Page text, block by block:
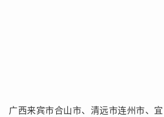
广西来宾市合山市、清远市连州市、